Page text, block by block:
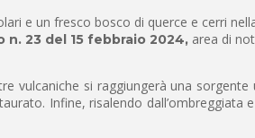
e un fresco bosco di querce e cerri
23 del 15 febbraio 2024,area di
vulcaniche si raggiungerà una
Infine, risalendo dall’ombreggiata